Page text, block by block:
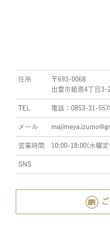
住所
〒693-0068
出雲市姫原4丁目3-
TEL 電話：0853-31-
メール
営業時間 10:00-18:00(水曜定
SNS